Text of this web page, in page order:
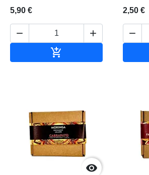
5,90 €
 

2,50 €

